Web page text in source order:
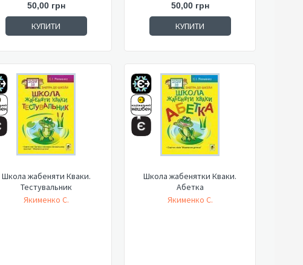
50,00 грн
КУПИТИ
50,00 грн
КУПИТИ
Школа жабеняти Кваки.
Тестувальник
Якименко С.
Школа жабенятки Кваки.
Абетка
Якименко С.